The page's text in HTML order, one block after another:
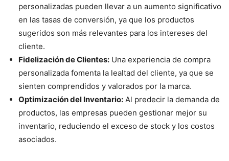
personalizadas pueden llevar a un aumento significativo
en las tasas de conversión, ya que los productos
sugeridos son más relevantes para los intereses del
cliente.
Fidelización de Clientes: Una experiencia de compra
personalizada fomenta la lealtad del cliente, ya que se
sienten comprendidos y valorados por la marca.
Optimización del Inventario: Al predecir la demanda de
productos, las empresas pueden gestionar mejor su
inventario, reduciendo el exceso de stock y los costos
asociados.